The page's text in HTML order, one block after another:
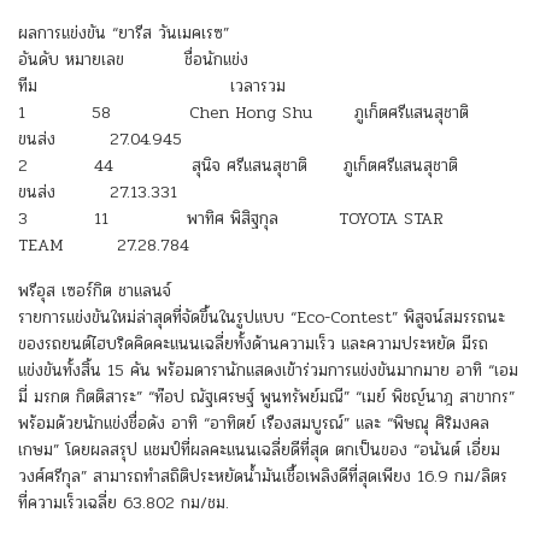
ผลการแข่งขัน “ยารีส วันเมคเรซ”
อันดับ หมายเลข ชื่อนักแข่ง
ทีม เวลารวม
1 58 Chen Hong Shu ภูเก็ตศรีแสนสุชาติ
ขนส่ง 27.04.945
2 44 สุนิจ ศรีแสนสุชาติ ภูเก็ตศรีแสนสุชาติ
ขนส่ง 27.13.331
3 11 พาทิศ พิสิฐกุล TOYOTA STAR
TEAM 27.28.784
พรีอุส เซอร์กิต ชาแลนจ์
รายการแข่งขันใหม่ล่าสุดที่จัดขึ้นในรูปแบบ “Eco-Contest” พิสูจน์สมรรถนะ
ของรถยนต์ไฮบริดคิดคะแนนเฉลี่ยทั้งด้านความเร็ว และความประหยัด มีรถ
แข่งขันทั้งสิ้น 15 คัน พร้อมดารานักแสดงเข้าร่วมการแข่งขันมากมาย อาทิ “เอม
มี่ มรกต กิตติสาระ” “ท๊อป ณัฐเศรษฐ์ พูนทรัพย์มณี” “เมย์ พิชญ์นาฎ สาขากร”
พร้อมด้วยนักแข่งชื่อดัง อาทิ “อาทิตย์ เรืองสมบูรณ์” และ “พิษณุ ศิริมงคล
เกษม” โดยผลสรุป แชมป์ที่ผลคะแนนเฉลี่ยดีที่สุด ตกเป็นของ “อนันต์ เอี่ยม
วงศ์ศรีกุล” สามารถทำสถิติประหยัดน้ำมันเชื้อเพลิงดีที่สุดเพียง 16.9 กม/ลิตร
ที่ความเร็วเฉลี่ย 63.802 กม/ชม.